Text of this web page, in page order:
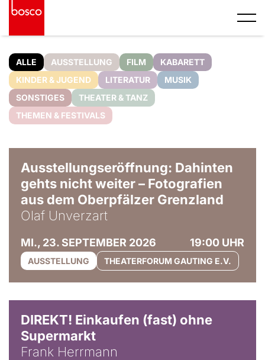
ALLE AUSSTELLUNG FILM
KABARETT
KINDER & JUGEND
LITERATUR
MUSIK
SONSTIGES
THEATER & TANZ
THEMEN & FESTIVALS
Ausstellungseröffnung: Dahinten
gehts nicht weiter – Fotografien
aus dem Oberpfälzer Grenzland
Olaf Unverzart
MI., 23. SEPTEMBER 2026 19:00 UHR
AUSSTELLUNG THEATERFORUM GAUTING E.V.
DIREKT! Einkaufen (fast) ohne
Supermarkt
Frank Herrmann